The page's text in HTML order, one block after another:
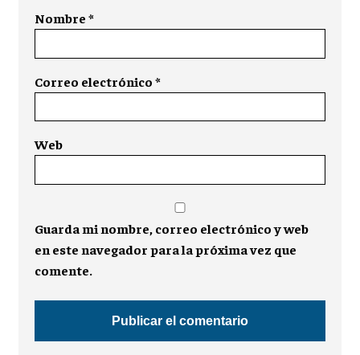
Nombre*
Correo electrónico*
Web
Guarda mi nombre, correo electrónico y web
en este navegador para la próxima vez que
comente.